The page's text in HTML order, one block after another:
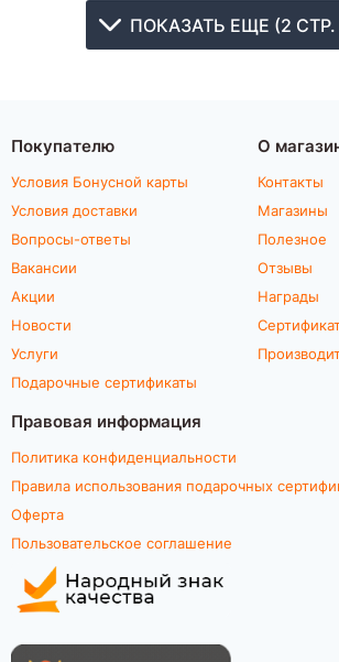
ПОКАЗАТЬ ЕЩЕ (2 СТР.
Покупателю
Условия Бонусной карты
Условия доставки
Вопросы-ответы
Вакансии
Акции
Новости
Услуги
Подарочные сертификаты
О
Контакты
Магазины
Полезное
Отзывы
Награды
Правовая информация
Политика конфиденциальности
Правила использования подарочных
Оферта
Пользовательское соглашение